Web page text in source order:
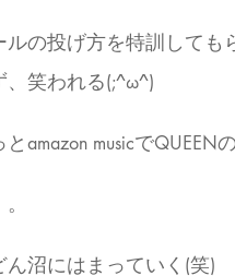
ルの投げ方を特訓して
、笑われる(;^ω^)
amazon musicで
ん沼にはまっていく(笑)